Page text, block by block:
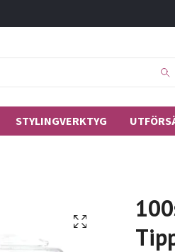
STYLINGVERKTYG